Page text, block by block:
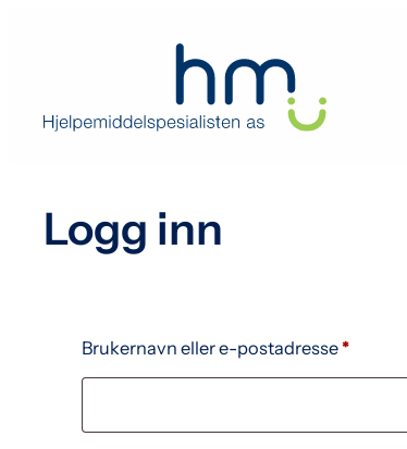
Logg inn
Brukernavn eller e-postadresse*Påkrevd